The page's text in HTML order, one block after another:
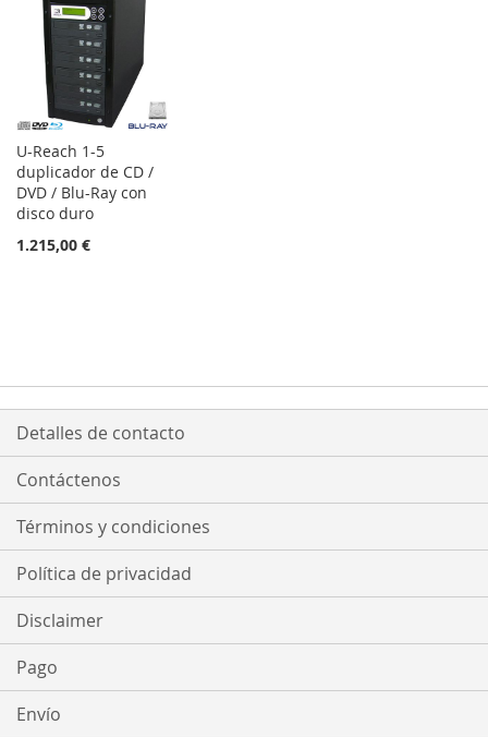
U-Reach 1-5
duplicador de CD /
DVD / Blu-Ray con
disco duro
1.215,00 €
Detalles de contacto
Contáctenos
Términos y condiciones
Política de privacidad
Disclaimer
Pago
Envío